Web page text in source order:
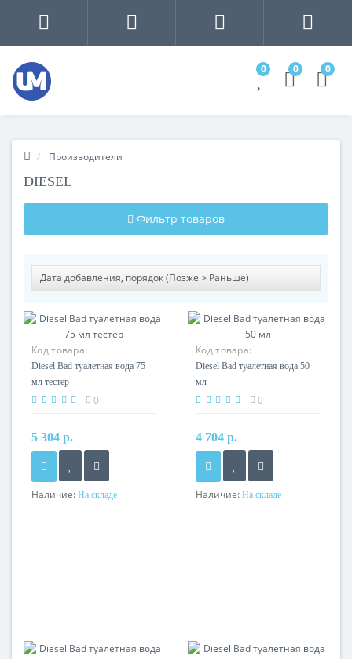
0 0 0
Производители
DIESEL
Фильтр товаров
Код товара:
Diesel Bad туалетная вода 75
мл тестер
0
5 304 р.
Наличие: На складе
Код товара:
Diesel Bad туалетная вода 50
мл
0
4 704 р.
Наличие: На складе